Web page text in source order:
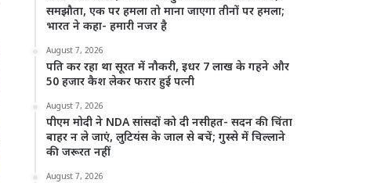
समझौता, एक पर हमला तो माना जाएगा तीनों पर हमला;
भारत ने कहा- हमारी नजर है
August 7, 2026
पति कर रहा था सूरत में नौकरी, इधर 7 लाख के गहने और
50 हजार कैश लेकर फरार हुई पत्नी
August 7, 2026
पीएम मोदी ने NDA सांसदों को दी नसीहत- सदन की चिंता
बाहर न ले जाएं, लुटियंस के जाल से बचें; गुस्से में चिल्लाने
की जरूरत नहीं
August 7, 2026